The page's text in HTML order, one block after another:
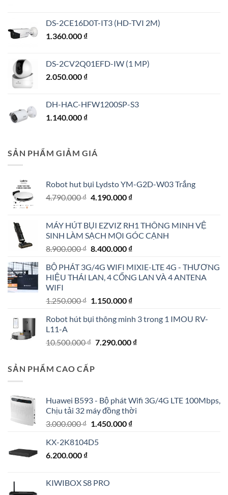
DS-2CE16D0T-IT3 (HD-TVI 2M)
1.360.000 ₫
DS-2CV2Q01EFD-IW (1 MP)
2.050.000 ₫
DH-HAC-HFW1200SP-S3
1.140.000 ₫
SẢN PHẨM GIẢM GIÁ
Robot hut bụi Lydsto YM-G2D-W03 Trắng
4.790.000₫ Giá
4.790.000 ₫.
4.190.000 ₫Giá
là:
4.190.000 ₫.
MÁY HÚT BỤI EZVIZ RH1 THÔNG MINH VỆ
SINH LÀM SẠCH MỌI GÓC CẠNH
8.900.000₫ Giá
là:
8.900.000 ₫.
8.400.000 ₫Giá
tại
là:
BỘ PHÁT 3G/4G WIFI MIXIE-LTE 4G - THƯƠNG
HIỆU THÁI LAN, 4 CỔNG LAN VÀ 4 ANTENA
WIFI
1.250.000₫ Giá
là:
1.150.000 ₫Giá
tại
1.150.000 ₫.
Robot hút bụi thông minh 3 trong 1 IMOU RV-
L11-A
10.500.000₫ Giá
7.290.000 ₫Giá
SẢN PHẨM CAO CẤP
Huawei B593 - Bộ phát Wifi 3G/4G LTE 100Mbps,
Chịu tải 32 máy đồng thời
3.000.000₫ Giá
là:
1.450.000 ₫Giá
KX-2K8104D5
6.200.000 ₫
KIWIBOX S8 PRO